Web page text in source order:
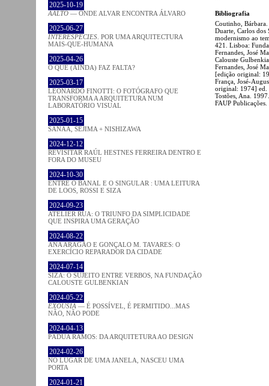
2025-10-19
AALTO — ONDE ALVAR ENCONTRA ÁLVARO
2025-06-27
INTERESPECIES . POR UMA ARQUITECTURA
MAIS-QUE-HUMANA
2025-04-26
O QUE (AINDA) FAZ FALTA?
2025-03-17
LEONARDO FINOTTI: O FOTÓGRAFO QUE
TRANSFORMA A ARQUITETURA NUM
LABORATÓRIO VISUAL
2025-01-15
SANAA, SEJIMA + NISHIZAWA
2024-12-12
REVISITAR RAÚL HESTNES FERREIRA DENTRO E
FORA DO MUSEU
2024-10-30
ENTRE O BANAL E O SINGULAR : UMA LEITURA
DE LOOS, ROSSI E SIZA
2024-09-23
ATELIER RUA: O TRIUNFO DA SIMPLICIDADE
QUE INSPIRA UMA GERAÇÃO
2024-08-22
ANA ARAGÃO E GONÇALO M. TAVARES: O
EXERCÍCIO REPARADOR DA CIDADE
2024-07-14
SIZA: O SUJEITO ENTRE VERBOS, NA FUNDAÇÃO
CALOUSTE GULBENKIAN
2024-05-22
EXOUSIA — É POSSÍVEL, É PERMITIDO...MAS
NÃO, NÃO PODE
2024-04-13
PÁDUA RAMOS: DA ARQUITETURA AO DESIGN
2024-02-26
NO LUGAR DE UMA JANELA, NASCEU UMA
PORTA
2024-01-21
Bibliografia
Coutinho,
Duarte, Carlos
modernismo ao
421. Lisboa:
Fernandes, José
Calouste
Fernandes, José
[edição original:
França, José-
original: 1974] ed.
Tostões, Ana.
FAUP Publicações.